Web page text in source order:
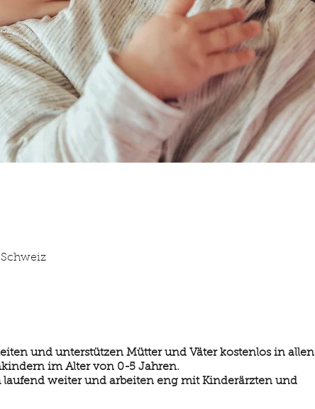
und unterstützen Mütter und Väter kostenlos in allen
im Alter von 0-5 Jahren.
laufend weiter und arbeiten eng mit Kinderärzten und